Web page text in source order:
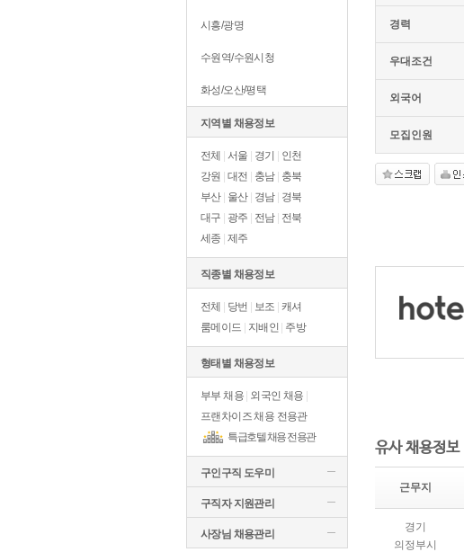
시흥/광명
수원역/수원시청
화성/오산/평택
지역별 채용정보
전체 서울 경기
인천
강원
대전 충남 충북
부산 울산 경남 경북
대구
광주 전남 전북
세종 제주
직종별 채용정보
전체 당번 보조 캐셔
룸메이드
지배인 주방
형태별 채용정보
부부 채용 외국인 채용
프랜차이즈 채용 전용관
특급호텔 채용 전용관
구인구직 도우미
구직자 지원관리
사장님 채용관리
경력
우대조건
외국어
모집인원
유사 채용정보
근무지
경기
의정부시